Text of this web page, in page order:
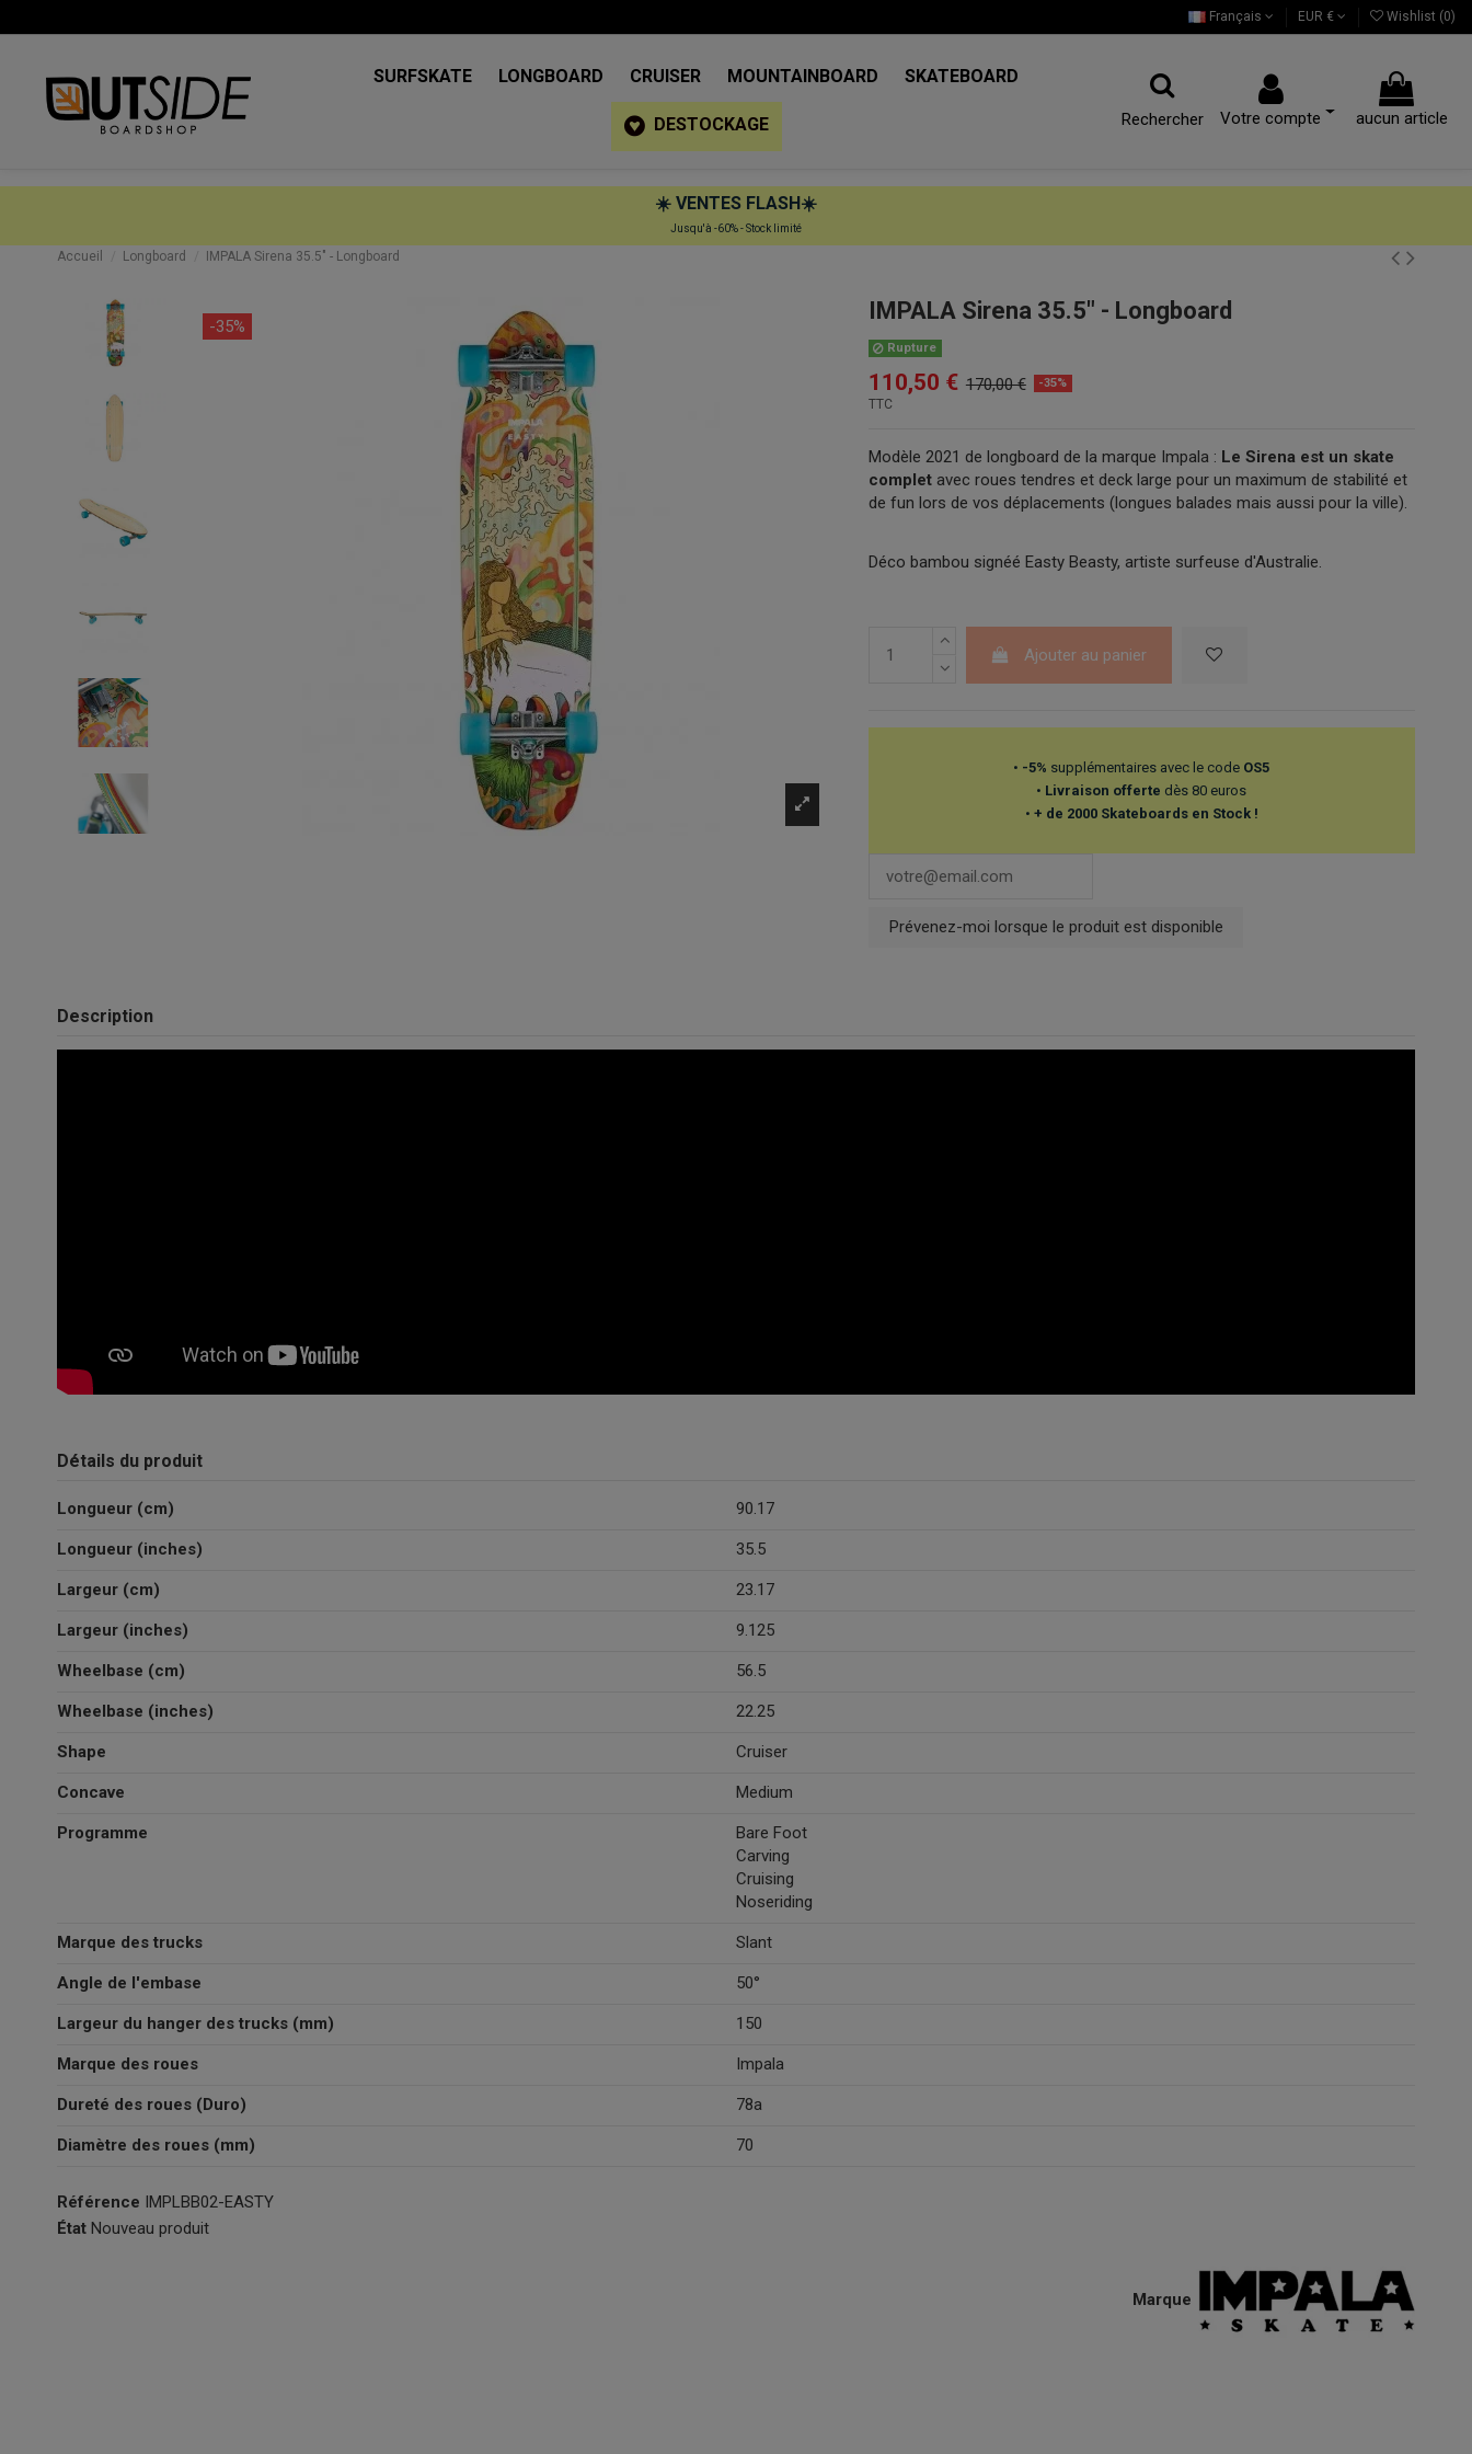
Français EUR € Wishlist (0)
SURFSKATE LONGBOARD CRUISER MOUNTAINBOARD SKATEBOARD
DESTOCKAGE Rechercher Votre compte aucun article
☀️ VENTES FLASH☀️
Jusqu'à -60% - Stock limité
Accueil Longboard IMPALA Sirena 35.5" - Longboard
-35%
IMPALA Sirena 35.5" - Longboard
Rupture
110,50 € 170,00 € -35%
TTC
Modèle 2021 de longboard de la marque Impala : Le Sirena est un skate
completavec roues tendres et deck large pour un maximum de stabilité et
de fun lors de vos déplacements (longues balades mais aussi pour la ville).
Déco bambou signéé Easty Beasty, artiste surfeuse d'Australie.
Ajouter au panier
• -5% supplémentaires avec le code OS5
• Livraison offerte dès 80 euros
• + de 2000 Skateboards en Stock !
Prévenez-moi lorsque le produit est disponible
Description
Détails du produit
Longueur (cm) 90.17
Longueur (inches) 35.5
Largeur (cm) 23.17
Largeur (inches) 9.125
Wheelbase (cm) 56.5
Wheelbase (inches) 22.25
Shape Cruiser
Concave Medium
Programme
Bare Foot
Carving
Cruising
Noseriding
Marque des trucks Slant
Angle de l'embase 50°
Largeur du hanger des trucks (mm) 150
Marque des roues Impala
Dureté des roues (Duro) 78a
Diamètre des roues (mm) 70
Marque
Référence
IMPLBB02-EASTY
État Nouveau produit